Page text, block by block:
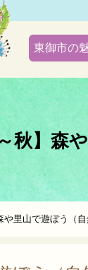
東御市の
秋】森
や里山で遊ぼう（自